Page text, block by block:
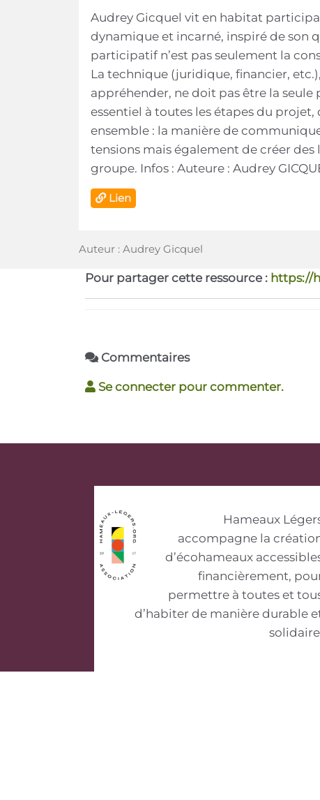
Audrey Gicquel vit en habitat
dynamique et incarné, inspiré de son
participatif n’est pas seulement la
La technique (juridique, financier,
appréhender, ne doit pas être la
essentiel à toutes les étapes du
ensemble : la manière de
tensions mais également de créer des
groupe. Infos : Auteure : Audrey
Lien
Auteur : Audrey Gicquel
Pour partager cette ressource : https://
Commentaires
Se connecter pour commenter.
Hameaux
accompagne la
d’écohameaux
financièrement,
permettre à toutes et
d’habiter de manière durable